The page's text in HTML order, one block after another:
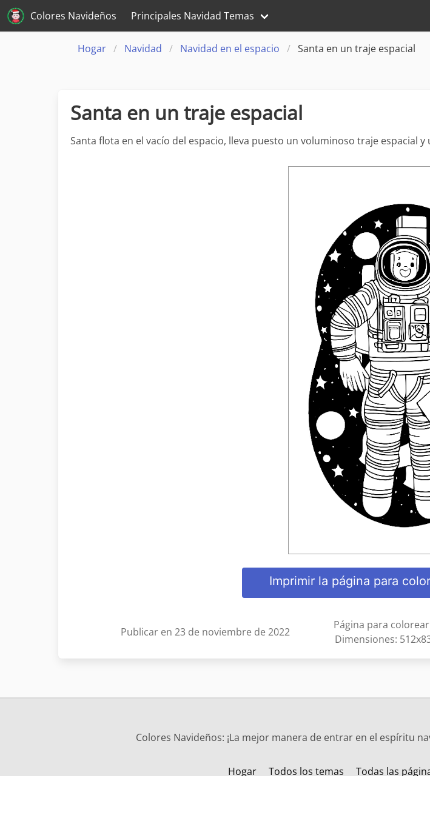
Colores Navideños Principales Navidad Temas
Hogar Navidad Navidad en el espacio Santa en un traje espacial
Santa en un traje espacial
Santa flota en el vacío del espacio, lleva puesto un voluminoso traje espacial
Imprimir la página para
Publicar en 23 de noviembre de 2022
Página para
Dimensiones:
Colores Navideños: ¡La mejor manera de entrar en el espíritu
Hogar Todos los temas Todas las